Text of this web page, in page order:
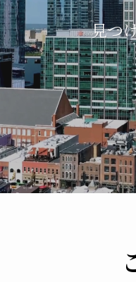
見つ